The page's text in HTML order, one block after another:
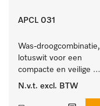
APCL 031
Was-droogcombinatie,
lotuswit voor een
compacte en veilige
opstelling bij een was-
N.v.t. excl. BTW